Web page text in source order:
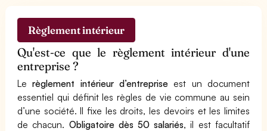
Règlement intérieur
Qu'est-ce que le règlement intérieur d'une
entreprise ?
Lerèglement intérieur d’entreprise est un document
essentiel qui définit les règles de vie commune au sein
d’une société. Il fixe les droits, les devoirs et les limites
de chacun. Obligatoire dès 50 salariés, il est facultatif